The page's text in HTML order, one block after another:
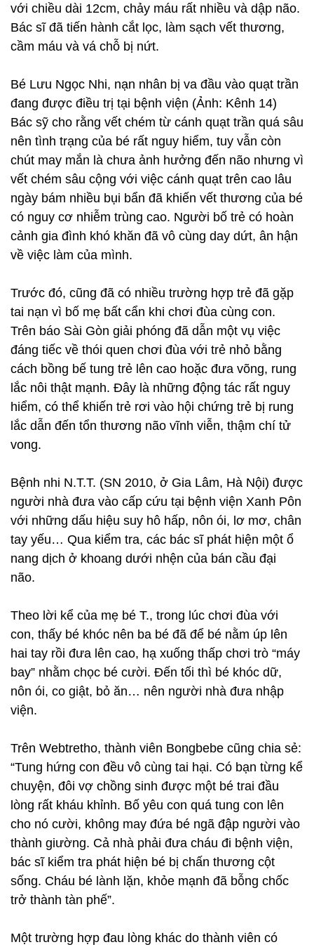
với chiều dài 12cm, chảy máu rất nhiều và dập não.
Bác sĩ đã tiến hành cắt lọc, làm sạch vết thương,
cầm máu và vá chỗ bị nứt.
Bé Lưu Ngọc Nhi, nạn nhân bị va đầu vào quạt trần
đang được điều trị tại bệnh viện (Ảnh: Kênh 14)
Bác sỹ cho rằng vết chém từ cánh quạt trần quá sâu
nên tình trạng của bé rất nguy hiểm, tuy vẫn còn
chút may mắn là chưa ảnh hưởng đến não nhưng vì
vết chém sâu cộng với việc cánh quạt trên cao lâu
ngày bám nhiều bụi bẩn đã khiến vết thương của bé
có nguy cơ nhiễm trùng cao. Người bố trẻ có hoàn
cảnh gia đình khó khăn đã vô cùng day dứt, ân hận
về việc làm của mình.
Trước đó, cũng đã có nhiều trường hợp trẻ đã gặp
tai nạn vì bố mẹ bất cẩn khi chơi đùa cùng con.
Trên báo Sài Gòn giải phóng đã dẫn một vụ việc
đáng tiếc về thói quen chơi đùa với trẻ nhỏ bằng
cách bồng bế tung trẻ lên cao hoặc đưa võng, rung
lắc nôi thật mạnh. Đây là những động tác rất nguy
hiểm, có thể khiến trẻ rơi vào hội chứng trẻ bị rung
lắc dẫn đến tổn thương não vĩnh viễn, thậm chí tử
vong.
Bệnh nhi N.T.T. (SN 2010, ở Gia Lâm, Hà Nội) được
người nhà đưa vào cấp cứu tại bệnh viện Xanh Pôn
với những dấu hiệu suy hô hấp, nôn ói, lơ mơ, chân
tay yếu… Qua kiểm tra, các bác sĩ phát hiện một ổ
nang dịch ở khoang dưới nhện của bán cầu đại
não.
Theo lời kể của mẹ bé T., trong lúc chơi đùa với
con, thấy bé khóc nên ba bé đã để bé nằm úp lên
hai tay rồi đưa lên cao, hạ xuống thấp chơi trò “máy
bay” nhằm chọc bé cười. Đến tối thì bé khóc dữ,
nôn ói, co giật, bỏ ăn… nên người nhà đưa nhập
viện.
Trên Webtretho, thành viên Bongbebe cũng chia sẻ:
“Tung hứng con đều vô cùng tai hại. Có bạn từng kể
chuyện, đôi vợ chồng sinh được một bé trai đầu
lòng rất kháu khỉnh. Bố yêu con quá tung con lên
cho nó cười, không may đứa bé ngã đập người vào
thành giường. Cả nhà phải đưa cháu đi bệnh viện,
bác sĩ kiểm tra phát hiện bé bị chấn thương cột
sống. Cháu bé lành lặn, khỏe mạnh đã bỗng chốc
trở thành tàn phế”.
Một trường hợp đau lòng khác do thành viên có